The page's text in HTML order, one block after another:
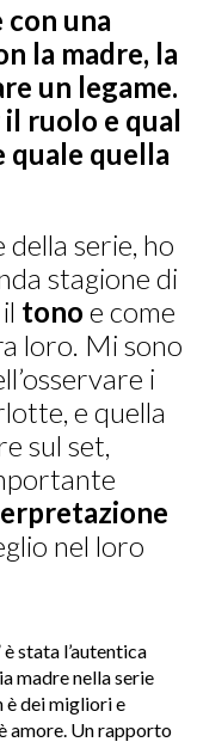
una
la madre, la
un legame.
ruolo e qual
quale quella
serie, ho
stagione di
tono e come
loro. Mi sono
i
e quella
sul set,
nel loro
stata l’autentica
madre nella serie
è dei migliori e
amore. Un rapporto